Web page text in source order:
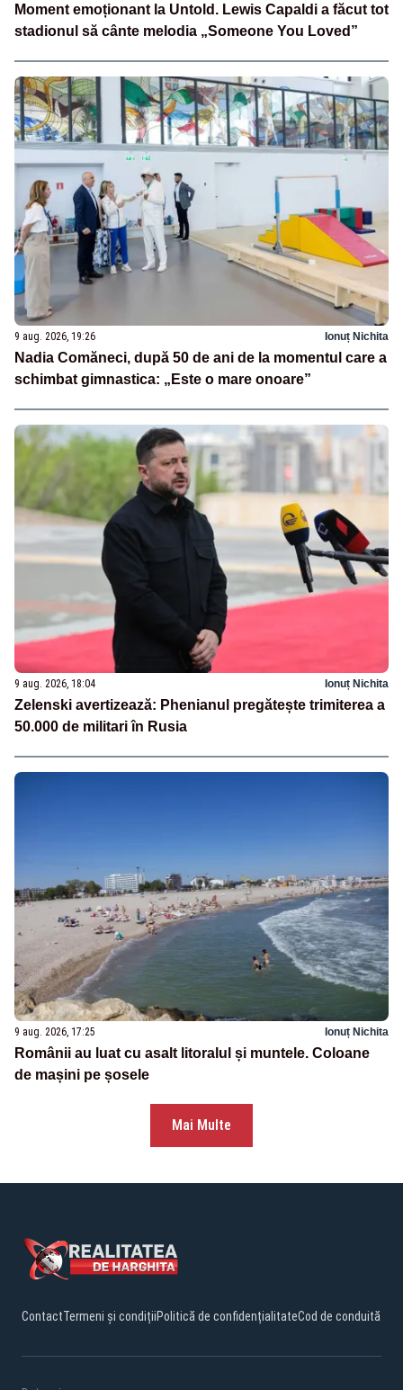
Moment emoționant la Untold. Lewis Capaldi a făcut tot
stadionul să cânte melodia „Someone You Loved”
9 aug. 2026, 19:26 Ionuț Nichita
Nadia Comăneci, după 50 de ani de la momentul care a
schimbat gimnastica: „Este o mare onoare”
9 aug. 2026, 18:04 Ionuț Nichita
Zelenski avertizează: Phenianul pregătește trimiterea a
50.000 de militari în Rusia
9 aug. 2026, 17:25 Ionuț Nichita
Românii au luat cu asalt litoralul și muntele. Coloane
de mașini pe șosele
Mai Multe
ContactTermeni și condițiiPolitică de confidențialitateCod de conduită